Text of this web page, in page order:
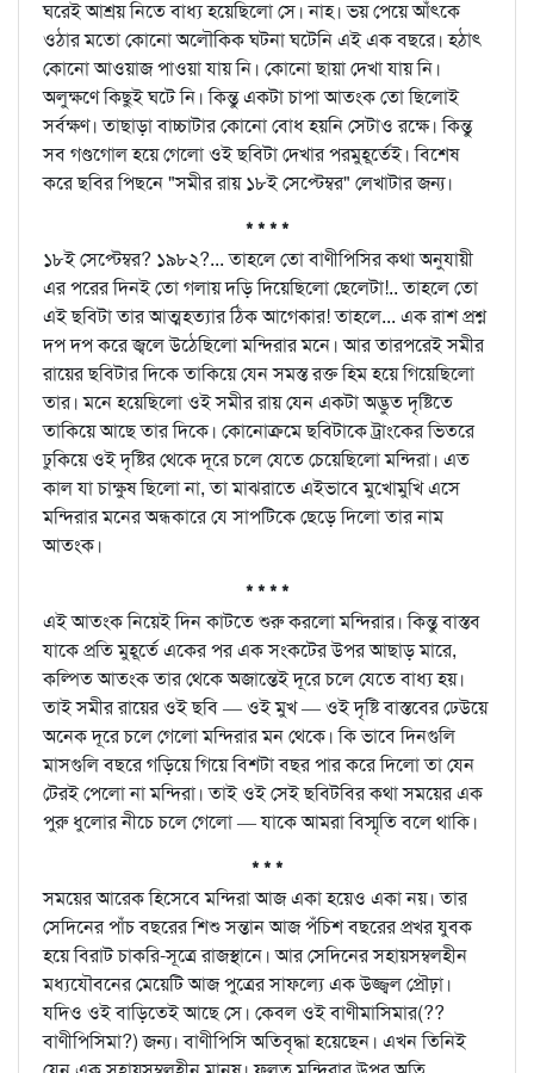
ঘরেই আশ্রয় নিতে বাধ্য হয়েছিলো সে। নাহ। ভয় পেয়ে আঁৎকে
ওঠার মতো কোনো অলৌকিক ঘটনা ঘটেনি এই এক বছরে। হঠাৎ
কোনো আওয়াজ পাওয়া যায় নি। কোনো ছায়া দেখা যায় নি।
অলুক্ষণে কিছুই ঘটে নি। কিন্তু একটা চাপা আতংক তো ছিলোই
সর্বক্ষণ। তাছাড়া বাচ্চাটার কোনো বোধ হয়নি সেটাও রক্ষে। কিন্তু
সব গণ্ডগোল হয়ে গেলো ওই ছবিটা দেখার পরমুহূর্তেই। বিশেষ
করে ছবির পিছনে "সমীর রায় ১৮ই সেপ্টেম্বর" লেখাটার জন্য।
* * * *
১৮ই সেপ্টেম্বর? ১৯৮২?... তাহলে তো বাণীপিসির কথা অনুযায়ী
এর পরের দিনই তো গলায় দড়ি দিয়েছিলো ছেলেটা!.. তাহলে তো
এই ছবিটা তার আত্মহত্যার ঠিক আগেকার! তাহলে... এক রাশ প্রশ্ন
দপ দপ করে জ্বলে উঠেছিলো মন্দিরার মনে। আর তারপরেই সমীর
রায়ের ছবিটার দিকে তাকিয়ে যেন সমস্ত রক্ত হিম হয়ে গিয়েছিলো
তার। মনে হয়েছিলো ওই সমীর রায় যেন একটা অদ্ভুত দৃষ্টিতে
তাকিয়ে আছে তার দিকে। কোনোক্রমে ছবিটাকে ট্রাংকের ভিতরে
ঢুকিয়ে ওই দৃষ্টির থেকে দূরে চলে যেতে চেয়েছিলো মন্দিরা। এত
কাল যা চাক্ষুষ ছিলো না, তা মাঝরাতে এইভাবে মুখোমুখি এসে
মন্দিরার মনের অন্ধকারে যে সাপটিকে ছেড়ে দিলো তার নাম
আতংক।
* * * *
এই আতংক নিয়েই দিন কাটতে শুরু করলো মন্দিরার। কিন্তু বাস্তব
যাকে প্রতি মুহূর্তে একের পর এক সংকটের উপর আছাড় মারে,
কল্পিত আতংক তার থেকে অজান্তেই দূরে চলে যেতে বাধ্য হয়।
তাই সমীর রায়ের ওই ছবি — ওই মুখ — ওই দৃষ্টি বাস্তবের ঢেউয়ে
অনেক দূরে চলে গেলো মন্দিরার মন থেকে। কি ভাবে দিনগুলি
মাসগুলি বছরে গড়িয়ে গিয়ে বিশটা বছর পার করে দিলো তা যেন
টেরই পেলো না মন্দিরা। তাই ওই সেই ছবিটবির কথা সময়ের এক
পুরু ধুলোর নীচে চলে গেলো — যাকে আমরা বিস্মৃতি বলে থাকি।
* * *
সময়ের আরেক হিসেবে মন্দিরা আজ একা হয়েও একা নয়। তার
সেদিনের পাঁচ বছরের শিশু সন্তান আজ পঁচিশ বছরের প্রখর যুবক
হয়ে বিরাট চাকরি-সূত্রে রাজস্থানে। আর সেদিনের সহায়সম্বলহীন
মধ্যযৌবনের মেয়েটি আজ পুত্রের সাফল্যে এক উজ্জ্বল প্রৌঢ়া।
যদিও ওই বাড়িতেই আছে সে। কেবল ওই বাণীমাসিমার(??
বাণীপিসিমা?) জন্য। বাণীপিসি অতিবৃদ্ধা হয়েছেন। এখন তিনিই